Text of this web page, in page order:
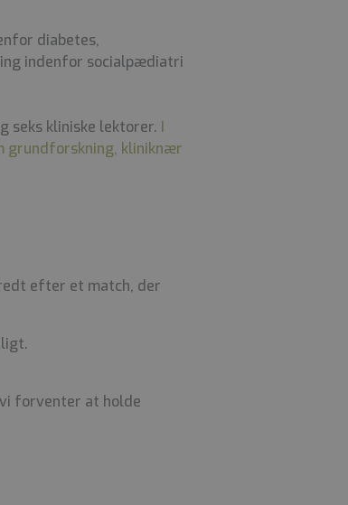
diabetes,
indenfor socialpædiatri
kliniske lektorer. I
grundforskning, kliniknær
efter et match, der
forventer at holde